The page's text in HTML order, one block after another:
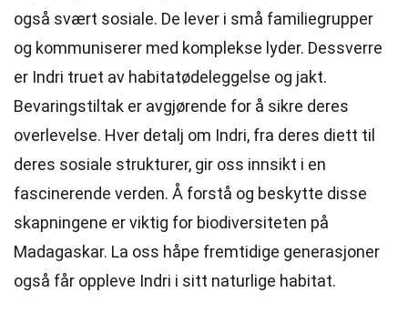
også svært sosiale. De lever i små familiegrupper
og kommuniserer med komplekse lyder. Dessverre
er Indri truet av habitatødeleggelse og jakt.
Bevaringstiltak er avgjørende for å sikre deres
overlevelse. Hver detalj om Indri, fra deres diett til
deres sosiale strukturer, gir oss innsikt i en
fascinerende verden. Å forstå og beskytte disse
skapningene er viktig for biodiversiteten på
Madagaskar. La oss håpe fremtidige generasjoner
også får oppleve Indri i sitt naturlige habitat.